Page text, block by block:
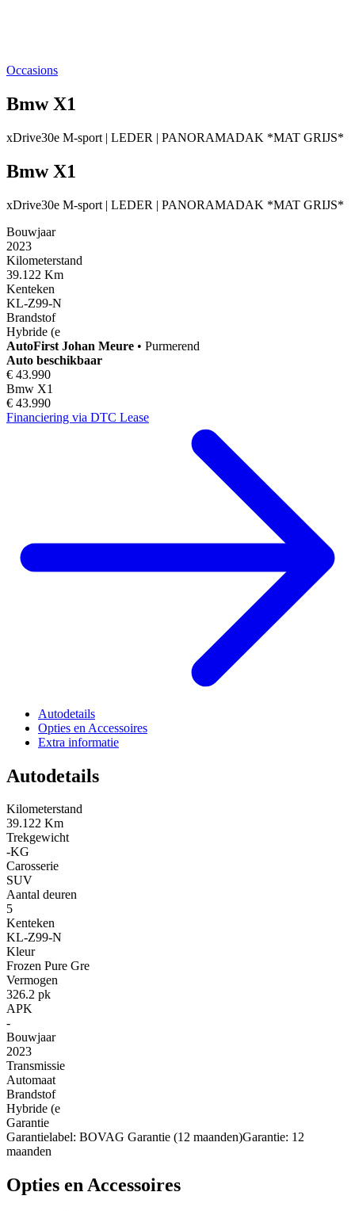
Occasions
Bmw X1
xDrive30e M-sport | LEDER | PANORAMADAK *MAT GRIJS*
Bmw X1
xDrive30e M-sport | LEDER | PANORAMADAK *MAT GRIJS*
Bouwjaar
2023
Kilometerstand
39.122 Km
Kenteken
KL-Z99-N
Brandstof
Hybride (e
AutoFirst Johan Meure • Purmerend
Auto beschikbaar
€ 43.990
Bmw X1
€ 43.990
Financiering via DTC Lease
Autodetails
Opties en Accessoires
Extra informatie
Autodetails
Kilometerstand
39.122 Km
Trekgewicht
-KG
Carosserie
SUV
Aantal deuren
5
Kenteken
KL-Z99-N
Kleur
Frozen Pure Gre
Vermogen
326.2 pk
APK
-
Bouwjaar
2023
Transmissie
Automaat
Brandstof
Hybride (e
Garantie
Garantielabel: BOVAG Garantie (12 maanden)Garantie: 12
maanden
Opties en Accessoires